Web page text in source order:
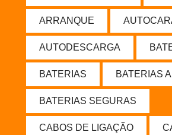
ARRANQUE
AUTODESCARGA
BATERIAS BATERIAS
BATERIAS SEGURAS
CABOS DE LIGAÇÃO